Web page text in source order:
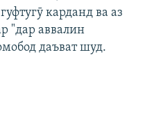
карданд ва аз
"дар аввалин
даъват шуд.